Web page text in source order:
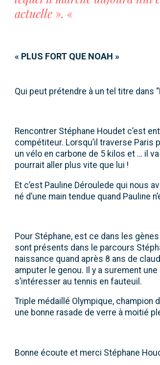
actuelle ». «
« PLUS FORT QUE NOAH »
Qui peut prétendre à un tel titre dans
Rencontrer Stéphane Houdet c’est
compétiteur. Lorsqu’il traverse Paris
un vélo en carbone de 5 kilos et … il
pourrait aller plus vite que lui !
Et c’est Pauline Déroulede qui nous
né d’une main tendue quand Pauline
Pour Stéphane, est ce dans les
sont présents dans le parcours
naissance quand après 8 ans de
amputer le genou. Il y a surement
s’intéresser au tennis en fauteuil.
Triple médaillé Olympique, champion
une bonne rasade de verre à moitié
Bonne écoute et merci Stéphane